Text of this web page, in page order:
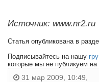
Источник: www.nr2.ru
Статья опубликована в
Подписывайтесь на нашу
которые мы не публикуем на
31 мар 2009, 10:49,